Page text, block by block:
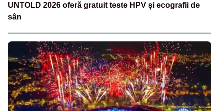
UNTOLD 2026 oferă gratuit teste HPV și ecografii de
sân